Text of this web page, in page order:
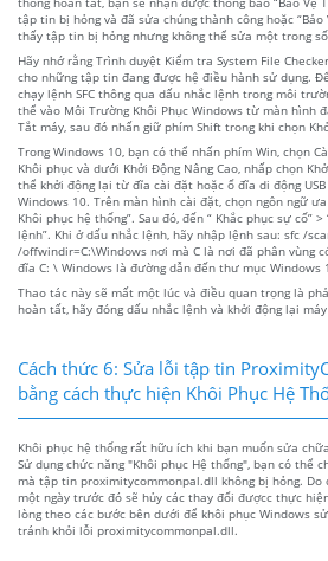
tập tin bị hỏng và đã sửa chúng thành công hoặc
thấy tập tin bị hỏng nhưng không thể sửa một trong số
Hãy nhớ rằng Trình duyệt Kiểm tra System File
cho những tập tin đang được hệ điều hành sử dụng.
chạy lệnh SFC thông qua dấu nhắc lệnh trong môi
thể vào Môi Trường Khôi Phục Windows từ màn hình
Tắt máy, sau đó nhấn giữ phím Shift trong khi chọn
Trong Windows 10, bạn có thể nhấn phím Win, chọn
Khôi phục và dưới Khởi Động Nâng Cao, nhấp chọn
thể khởi động lại từ đĩa cài đặt hoặc ổ đĩa di động
Windows 10. Trên màn hình cài đặt, chọn ngôn ngữ
Khôi phục hệ thống”. Sau đó, đến “ Khắc phục sự cố”
lệnh”. Khi ở dấu nhắc lệnh, hãy nhập lệnh sau: sfc /
/offwindir=C:\Windows nơi mà C là nơi đã phân vùng
đĩa C: \ Windows là đường dẫn đến thư mục Windows
Thao tác này sẽ mất một lúc và điều quan trọng là
hoàn tất, hãy đóng dấu nhắc lệnh và khởi động lại
Cách thức 6: Sửa lỗi tập tin
bằng cách thực hiện Khôi Phục Hệ
Khôi phục hệ thống rất hữu ích khi bạn muốn sửa
Sử dụng chức năng "Khôi phục Hệ thống", bạn có thể
mà tập tin proximitycommonpal.dll không bị hỏng. Do
một ngày trước đó sẽ hủy các thay đổi đượcc thực
lòng theo các bước bên dưới để khôi phục Windows
tránh khỏi lỗi proximitycommonpal.dll.